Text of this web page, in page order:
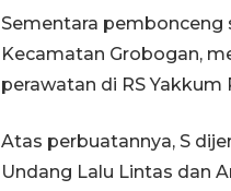
Sementara pembonceng
Kecamatan Grobogan,
perawatan di RS Yakkum
Atas perbuatannya, S
Undang Lalu Lintas dan